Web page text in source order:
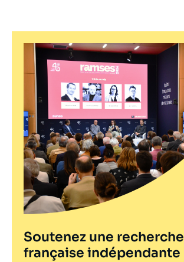
Soutenez une recherche
française indépendante